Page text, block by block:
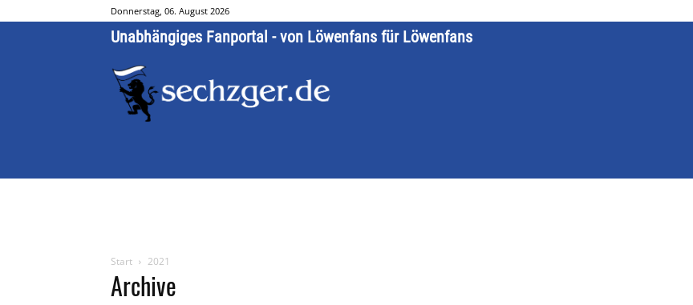
Donnerstag, 06. August 2026
Unabhängiges Fanportal - von Löwenfans für Löwenfans
Start 2021
Archive